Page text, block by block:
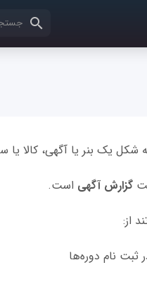
کلمات
یک بنر یا آگهی، کالا یا
گزارش آگهی است.
از:
ثبت نام دوره‌ها